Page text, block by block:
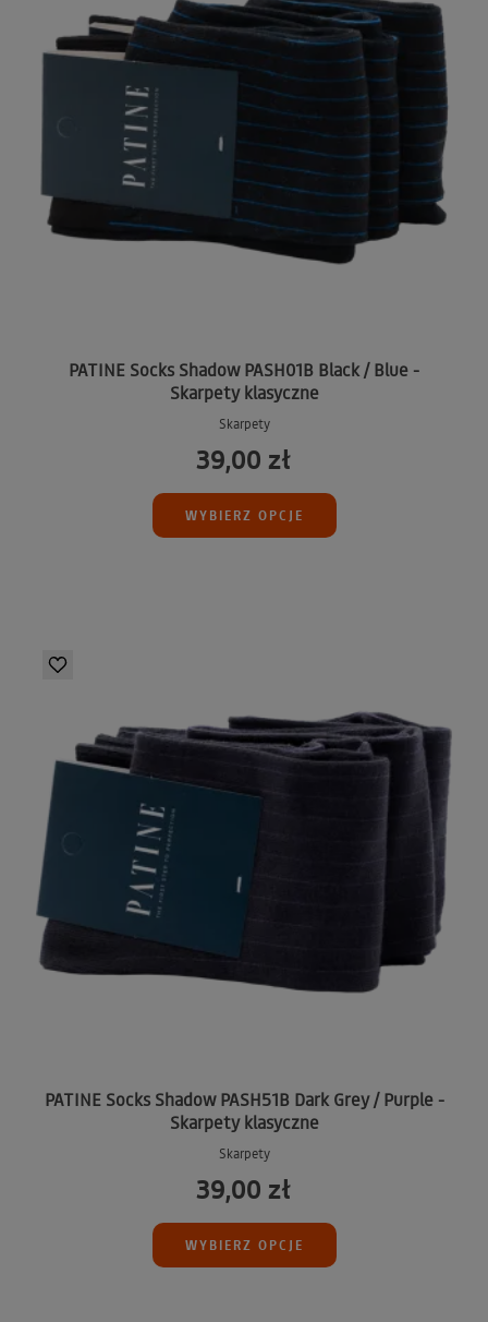
PATINE Socks Shadow PASH01B Black / Blue -
Skarpety klasyczne
Skarpety
39,00 zł
WYBIERZ OPCJE
PATINE Socks Shadow PASH51B Dark Grey / Purple -
Skarpety klasyczne
Skarpety
39,00 zł
WYBIERZ OPCJE